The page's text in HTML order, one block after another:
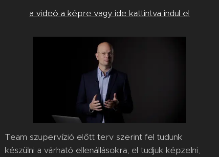
a videó a képre vagy ide kattintva indul el
Team szupervízió előtt terv szerint fel tudunk
készülni a várható ellenállásokra, el tudjuk képzelni,